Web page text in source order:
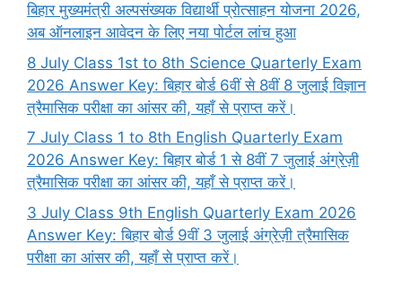
बिहार मुख्यमंत्री अल्पसंख्यक विद्यार्थी प्रोत्साहन योजना 2026,
अब ऑनलाइन आवेदन के लिए नया पोर्टल लांच हुआ
8 July Class 1st to 8th Science Quarterly Exam
2026 Answer Key: बिहार बोर्ड 6वीं से 8वीं 8 जुलाई विज्ञान
त्रैमासिक परीक्षा का आंसर की, यहाँ से प्राप्त करें।
7 July Class 1 to 8th English Quarterly Exam
2026 Answer Key: बिहार बोर्ड 1 से 8वीं 7 जुलाई अंग्रेज़ी
त्रैमासिक परीक्षा का आंसर की, यहाँ से प्राप्त करें।
3 July Class 9th English Quarterly Exam 2026
Answer Key: बिहार बोर्ड 9वीं 3 जुलाई अंग्रेज़ी त्रैमासिक
परीक्षा का आंसर की, यहाँ से प्राप्त करें।